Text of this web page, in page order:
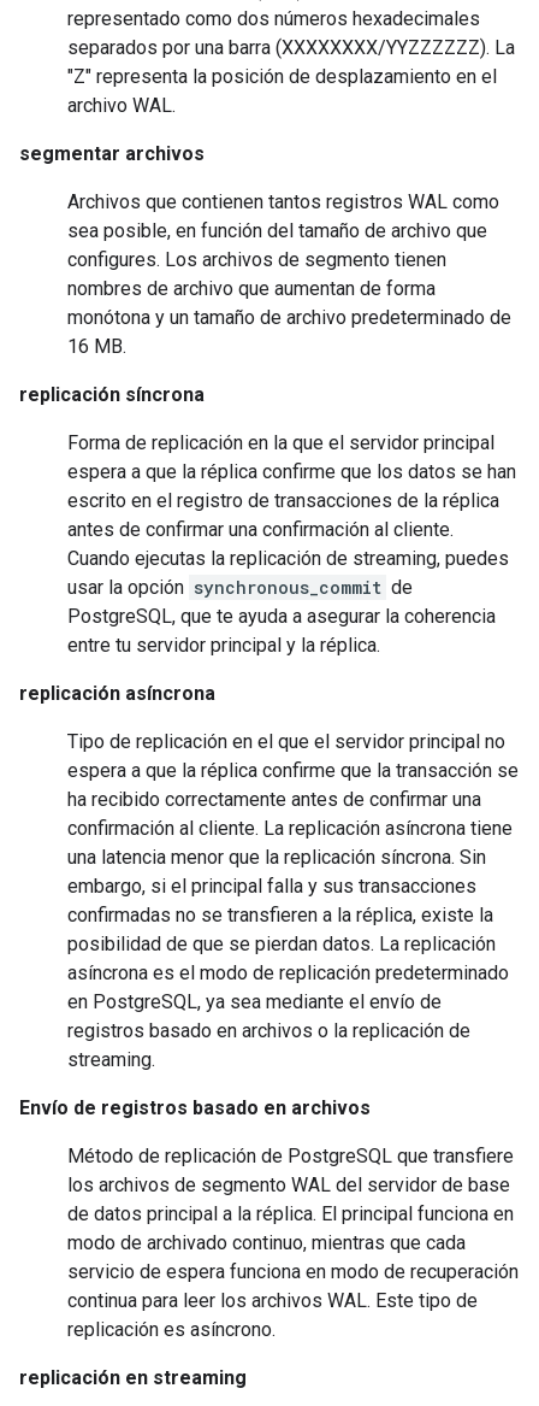
representado como dos números hexadecimales
separados por una barra (XXXXXXXX/YYZZZZZZ). La
"Z" representa la posición de desplazamiento en el
archivo WAL.
segmentar archivos
Archivos que contienen tantos registros WAL como
sea posible, en función del tamaño de archivo que
configures. Los archivos de segmento tienen
nombres de archivo que aumentan de forma
monótona y un tamaño de archivo predeterminado de
16 MB.
replicación síncrona
Forma de replicación en la que el servidor principal
espera a que la réplica confirme que los datos se han
escrito en el registro de transacciones de la réplica
antes de confirmar una confirmación al cliente.
Cuando ejecutas la replicación de streaming, puedes
usar la opción synchronous_commit de
PostgreSQL, que te ayuda a asegurar la coherencia
entre tu servidor principal y la réplica.
replicación asíncrona
Tipo de replicación en el que el servidor principal no
espera a que la réplica confirme que la transacción se
ha recibido correctamente antes de confirmar una
confirmación al cliente. La replicación asíncrona tiene
una latencia menor que la replicación síncrona. Sin
embargo, si el principal falla y sus transacciones
confirmadas no se transfieren a la réplica, existe la
posibilidad de que se pierdan datos. La replicación
asíncrona es el modo de replicación predeterminado
en PostgreSQL, ya sea mediante el envío de
registros basado en archivos o la replicación de
streaming.
Envío de registros basado en archivos
Método de replicación de PostgreSQL que transfiere
los archivos de segmento WAL del servidor de base
de datos principal a la réplica. El principal funciona en
modo de archivado continuo, mientras que cada
servicio de espera funciona en modo de recuperación
continua para leer los archivos WAL. Este tipo de
replicación es asíncrono.
replicación en streaming